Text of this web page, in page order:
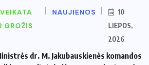
GROŽIS
NAUJIENOS
10
LIEPOS,
2026
dr. M. Jakubauskienės komandos